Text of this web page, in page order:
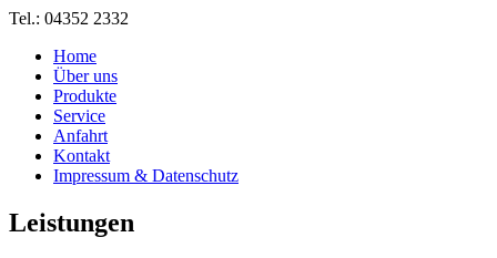
Tel.: 04352 2332
Home
Über uns
Produkte
Service
Anfahrt
Kontakt
Impressum & Datenschutz
Leistungen